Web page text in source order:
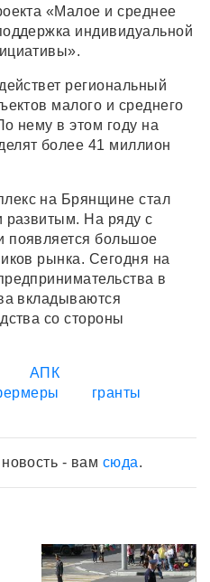
«Малое и среднее
индивидуальной
региональный
малого и среднего
нему в этом году на
более 41 миллион
на Брянщине стал
развитым. На ряду с
появляется большое
рынка. Сегодня на
в
вкладываются
со стороны
АПК
гранты
- вам сюда.